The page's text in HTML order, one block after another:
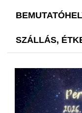
SZÁLLÁS,